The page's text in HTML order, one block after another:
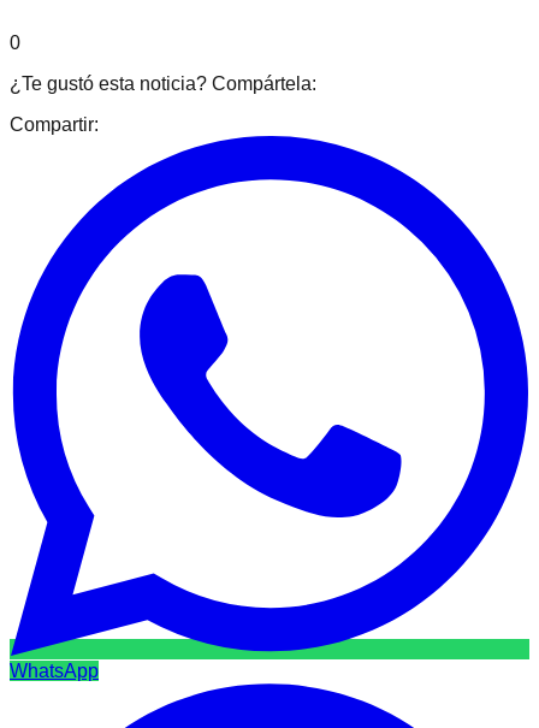
0
¿Te gustó esta noticia? Compártela:
Compartir:
WhatsApp